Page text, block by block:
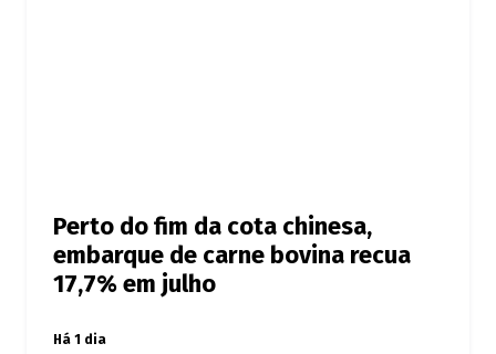
Perto do fim da cota chinesa,
embarque de carne bovina recua
17,7% em julho
Há 1 dia